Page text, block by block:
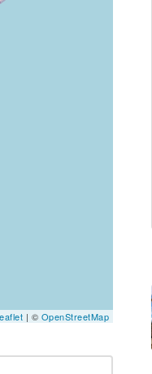
| © OpenStreetMap